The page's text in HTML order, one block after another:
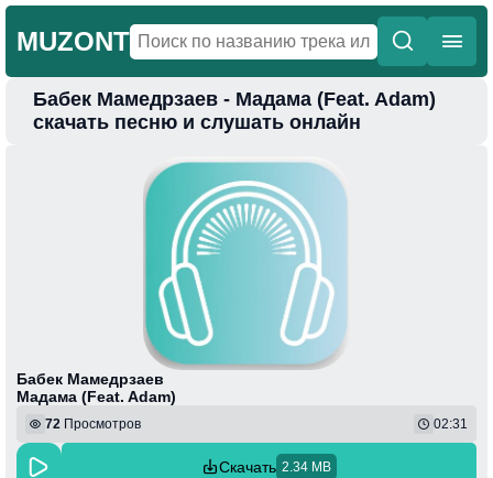
MUZONT
Главная
Бабек Мамедрзаев - Мадама (Feat. Adam)
скачать песню и слушать онлайн
Бабек Мамедрзаев
Мадама (Feat. Adam)
72 Просмотров 02:31
Скачать 2.34 MB